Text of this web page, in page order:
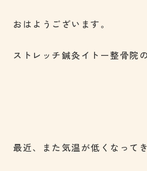
おはようございます。
ストレッチ鍼灸イトー整骨院
最近、また気温が低くなって